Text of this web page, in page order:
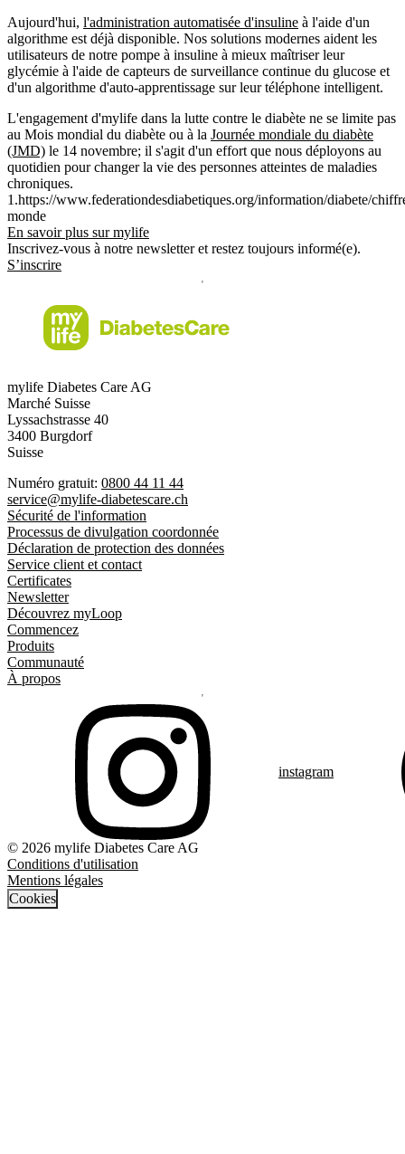
Aujourd'hui, l'administration automatisée d'insuline à l'aide d'un
algorithme est déjà disponible. Nos solutions modernes aident les
utilisateurs de notre pompe à insuline à mieux maîtriser leur
glycémie à l'aide de capteurs de surveillance continue du glucose et
d'un algorithme d'auto-apprentissage sur leur téléphone intelligent.
L'engagement d'mylife dans la lutte contre le diabète ne se limite pas
au Mois mondial du diabète ou à la Journée mondiale du diabète
(JMD) le 14 novembre; il s'agit d'un effort que nous déployons au
quotidien pour changer la vie des personnes atteintes de maladies
chroniques.
1.https://www.federationdesdiabetiques.org/information/diabete/
monde
En savoir plus sur mylife
Inscrivez-vous à notre newsletter et restez toujours informé(e).
S’inscrire
mylife Diabetes Care AG
Marché Suisse
Lyssachstrasse 40
3400 Burgdorf
Suisse
Numéro gratuit: 0800 44 11 44
service@mylife-diabetescare.ch
Sécurité de l'information
Processus de divulgation coordonnée
Déclaration de protection des données
Service client et contact
Certificates
Newsletter
Découvrez myLoop
Commencez
Produits
Communauté
À propos
instagram
© 2026 mylife Diabetes Care AG
Conditions d'utilisation
Mentions légales
Cookies